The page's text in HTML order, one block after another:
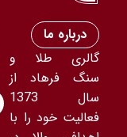
درباره ما
گالری طلا و
سنگ فرهاد از
سال 1373
فعالیت خود را با